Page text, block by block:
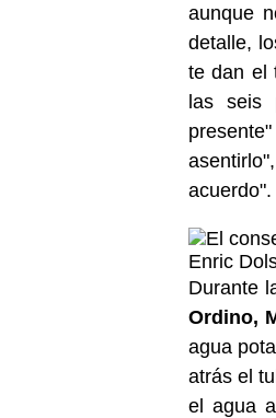
aunque
detalle,
te dan el
las seis
acuerdo".
Durante
Ordino,
agua
atrás el
el agua